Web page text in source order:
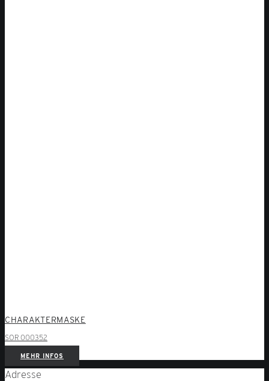
CHARAKTERMASKE
SOR 000352
MEHR INFOS
Adresse